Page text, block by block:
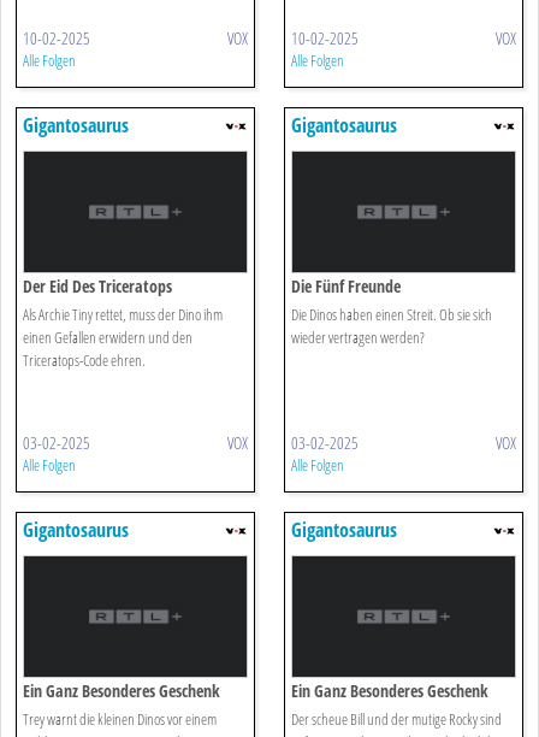
10-02-2025 VOX
Alle Folgen
10-02-2025 VOX
Alle Folgen
Gigantosaurus
Der Eid Des Triceratops
Als Archie Tiny rettet, muss der Dino ihm
einen Gefallen erwidern und den
Triceratops-Code ehren.
03-02-2025 VOX
Alle Folgen
Gigantosaurus
Die Fünf Freunde
Die Dinos haben einen Streit. Ob sie sich
wieder vertragen werden?
03-02-2025 VOX
Alle Folgen
Gigantosaurus
Ein Ganz Besonderes Geschenk
Trey warnt die kleinen Dinos vor einem
Gigantosaurus
Ein Ganz Besonderes Geschenk
Der scheue Bill und der mutige Rocky sind